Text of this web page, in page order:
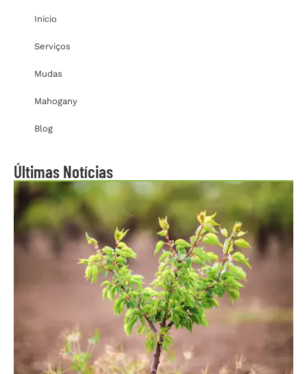
Inicio
Serviços
Mudas
Mahogany
Blog
Últimas Notícias